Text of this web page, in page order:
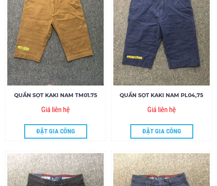
QUẦN SỌT KAKI NAM TM01.75
Giá liên hệ
ĐẶT GIA CÔNG
QUẦN SỌT KAKI NAM PL04,75
Giá liên hệ
ĐẶT GIA CÔNG